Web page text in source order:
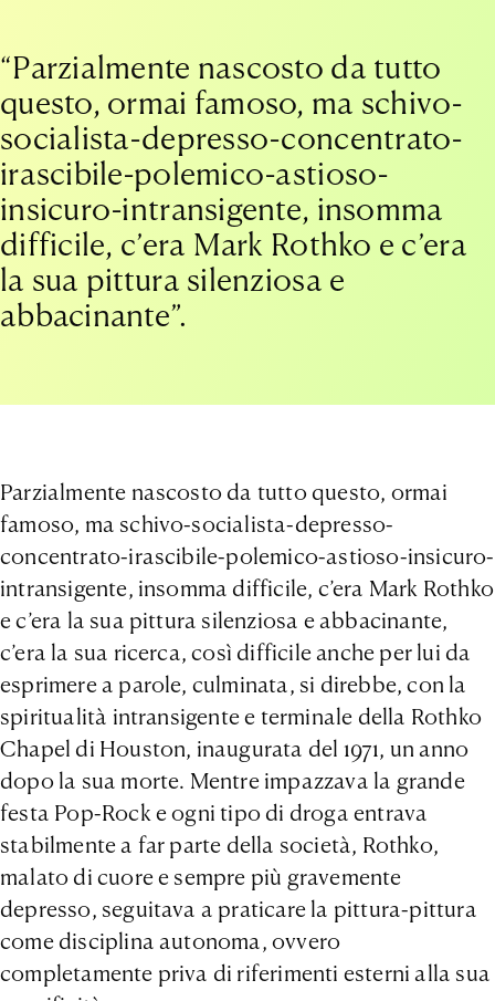
“Parzialmente nascosto da tutto
questo, ormai famoso, ma schivo-
socialista-depresso-concentrato-
irascibile-polemico-astioso-
insicuro-intransigente, insomma
difficile, c’era Mark Rothko e c’era
la sua pittura silenziosa e
abbacinante”.
Parzialmente nascosto da tutto questo, ormai
famoso, ma schivo-socialista-depresso-
concentrato-irascibile-polemico-astioso-insicuro-
intransigente, insomma difficile, c’era Mark Rothko
e c’era la sua pittura silenziosa e abbacinante,
c’era la sua ricerca, così difficile anche per lui da
esprimere a parole, culminata, si direbbe, con la
spiritualità intransigente e terminale della Rothko
Chapel di Houston, inaugurata del 1971, un anno
dopo la sua morte. Mentre impazzava la grande
festa Pop-Rock e ogni tipo di droga entrava
stabilmente a far parte della società, Rothko,
malato di cuore e sempre più gravemente
depresso, seguitava a praticare la pittura-pittura
come disciplina autonoma, ovvero
completamente priva di riferimenti esterni alla sua